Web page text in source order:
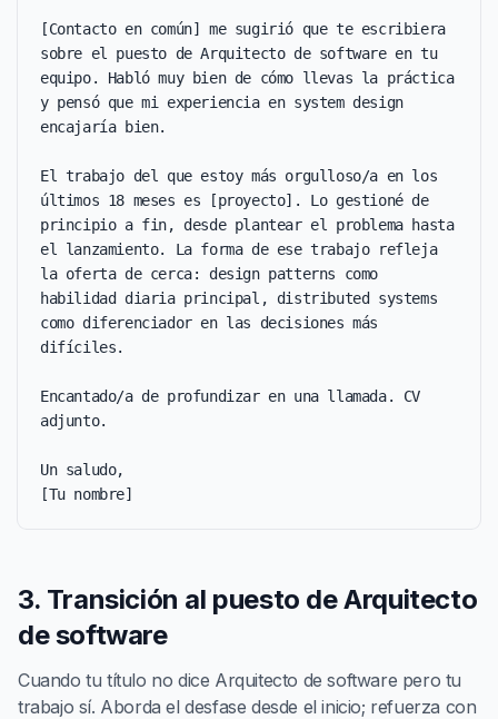
[Contacto en común] me sugirió que te escribiera
sobre el puesto de Arquitecto de software en tu
equipo. Habló muy bien de cómo llevas la práctica
y pensó que mi experiencia en system design
encajaría bien.
El trabajo del que estoy más orgulloso/a en los
últimos 18 meses es [proyecto]. Lo gestioné de
principio a fin, desde plantear el problema hasta
el lanzamiento. La forma de ese trabajo refleja
la oferta de cerca: design patterns como
habilidad diaria principal, distributed systems
como diferenciador en las decisiones más
difíciles.
Encantado/a de profundizar en una llamada. CV
adjunto.
Un saludo,
[Tu nombre]
3. Transición al puesto de Arquitecto
de software
Cuando tu título no dice Arquitecto de software pero tu
trabajo sí. Aborda el desfase desde el inicio; refuerza con